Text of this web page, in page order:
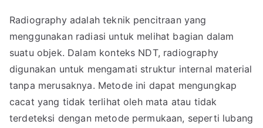
Radiography adalah teknik pencitraan yang
menggunakan radiasi untuk melihat bagian dalam
suatu objek. Dalam konteks NDT, radiography
digunakan untuk mengamati struktur internal material
tanpa merusaknya. Metode ini dapat mengungkap
cacat yang tidak terlihat oleh mata atau tidak
terdeteksi dengan metode permukaan, seperti lubang